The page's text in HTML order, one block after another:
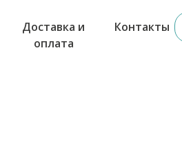
Доставка и
оплата
Контакты